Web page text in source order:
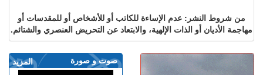
من شروط النشر: عدم الإساءة للكاتب أو للأشخاص أو للمقدسات أو
مهاجمة الأديان أو الذات الإلهية، والابتعاد عن التحريض العنصري والشتائم.
المزيد صوت و صورة